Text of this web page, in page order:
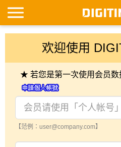
欢迎使用
★ 若您是第一次使用会员数
【范例：user@company.com】